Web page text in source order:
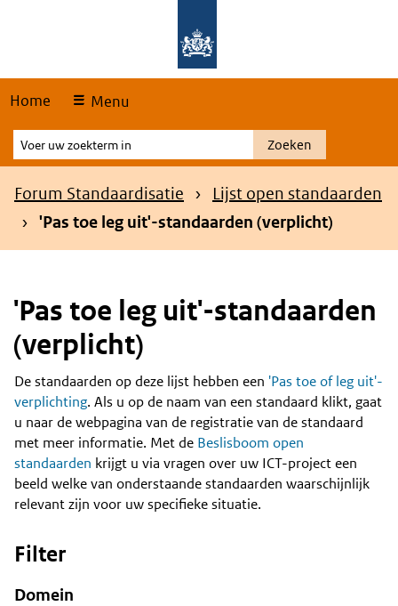
Home Menu
Voer
uw
zoekterm
Zoeken
Kruimelpad
Forum Standaardisatie
Lijst open standaarden
'Pas toe leg uit'-standaarden (verplicht)
'Pas toe leg uit'-standaarden
(verplicht)
Content
De standaarden op deze lijst hebben een 'Pas toe of leg uit'-
verplichting. Als u op de naam van een standaard klikt, gaat
u naar de webpagina van de registratie van de standaard
met meer informatie. Met de Beslisboom open
standaarden krijgt u via vragen over uw ICT-project een
beeld welke van onderstaande standaarden waarschijnlijk
relevant zijn voor uw specifieke situatie.
Filter
Domein